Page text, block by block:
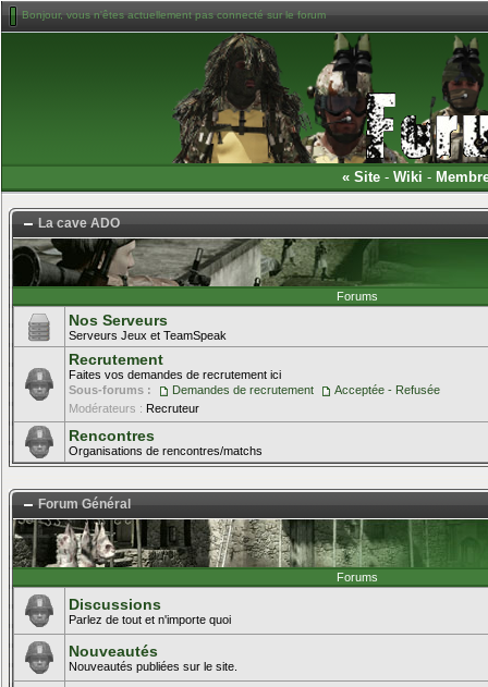
Bonjour, vous n'êtes actuellement pas connecté sur le forum
« Site - Wiki -
La cave ADO
Forums
Nos Serveurs
Serveurs Jeux et TeamSpeak
Recrutement
Faites vos demandes de recrutement ici
Sous-forums :
Demandes de recrutement
Acceptée - Refusée
Modérateurs : Recruteur
Rencontres
Organisations de rencontres/matchs
Forum Général
Forums
Discussions
Parlez de tout et n'importe quoi
Nouveautés
Nouveautés publiées sur le site.